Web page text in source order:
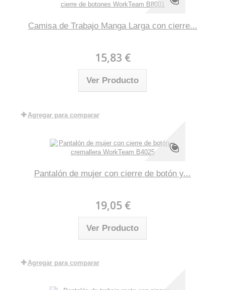
Camisa de Trabajo Manga Larga con cierre...
15,83 €
Ver Producto
Agregar para comparar
Pantalón de mujer con cierre de botón y...
19,05 €
Ver Producto
Agregar para comparar